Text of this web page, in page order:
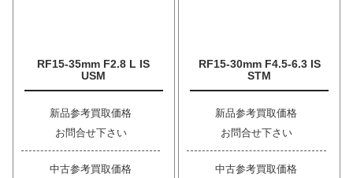
RF15-35mm F2.8 L IS
USM
新品参考買取価格
お問合せ下さい
中古参考買取価格
RF15-30mm F4.5-6.3 IS
STM
新品参考買取価格
お問合せ下さい
中古参考買取価格